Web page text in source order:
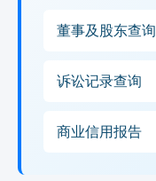
董事及股东查询
诉讼记录查询
商业信用报告